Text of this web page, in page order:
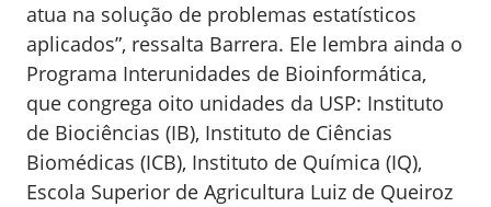
atua na solução de problemas estatísticos
aplicados”, ressalta Barrera. Ele lembra ainda o
Programa Interunidades de Bioinformática,
que congrega oito unidades da USP: Instituto
de Biociências (IB), Instituto de Ciências
Biomédicas (ICB), Instituto de Química (IQ),
Escola Superior de Agricultura Luiz de Queiroz